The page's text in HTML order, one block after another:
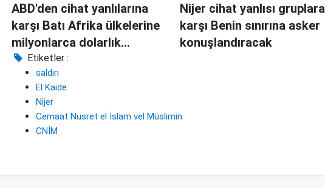
ABD'den cihat yanlılarına
karşı Batı Afrika ülkelerine
milyonlarca dolarlık
yardım
Nijer cihat yanlısı gruplara
karşı Benin sınırına asker
konuşlandıracak
Etiketler :
saldırı
El Kaide
Nijer
Cemaat Nusret el İslam vel Müslimin
CNİM